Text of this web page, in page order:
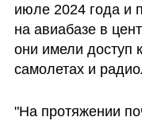
июле 2024 года и
на авиабазе в
они имели доступ
самолетах и
"На протяжении